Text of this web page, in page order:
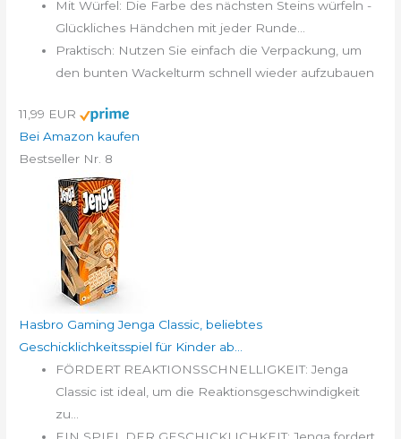
Mit Würfel: Die Farbe des nächsten Steins würfeln -
Glückliches Händchen mit jeder Runde...
Praktisch: Nutzen Sie einfach die Verpackung, um
den bunten Wackelturm schnell wieder aufzubauen
11,99 EUR
Bei Amazon kaufen
Bestseller Nr. 8
Hasbro Gaming Jenga Classic, beliebtes
Geschicklichkeitsspiel für Kinder ab...
FÖRDERT REAKTIONSSCHNELLIGKEIT: Jenga
Classic ist ideal, um die Reaktionsgeschwindigkeit
zu...
EIN SPIEL DER GESCHICKLICHKEIT: Jenga fordert